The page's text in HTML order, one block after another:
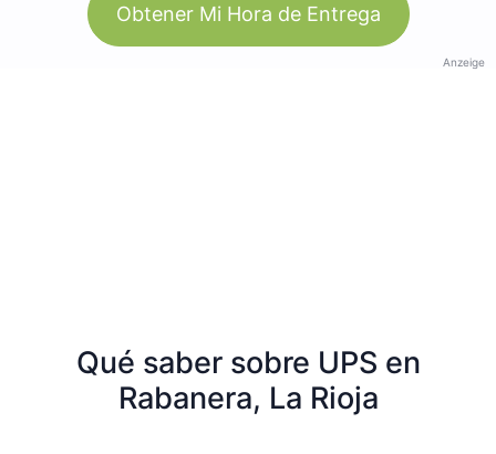
Obtener Mi Hora de Entrega
Anzeige
Qué saber sobre UPS en
Rabanera, La Rioja